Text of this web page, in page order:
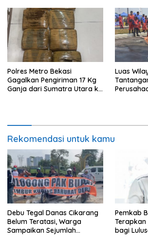
Polres Metro Bekasi
Gagalkan Pengiriman 17 Kg
Ganja dari Sumatra Utara ke
Luas
Rekomendasi untuk kamu
Debu Tegal Danas Cikarang
Belum Teratasi, Warga
Sampaikan Sejumlah
Pemkab
Terapkan
bagi